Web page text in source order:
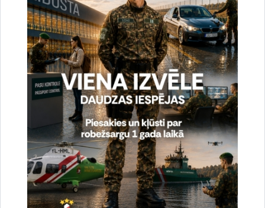
Aizvadīts Valsts robežsardzes koledžas īsā cikla
profesionālās augstākās izglītības studiju
programmas „Robežapsardze” pilna laika 22.
izlaidums